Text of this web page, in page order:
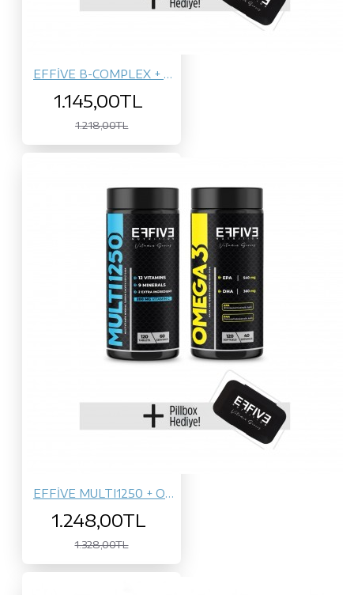
EFFİVE B-COMPLEX + OMEGA-3
1.145,00TL
1.218,00TL
EFFİVE MULTI1250 + OMEGA-3
1.248,00TL
1.328,00TL